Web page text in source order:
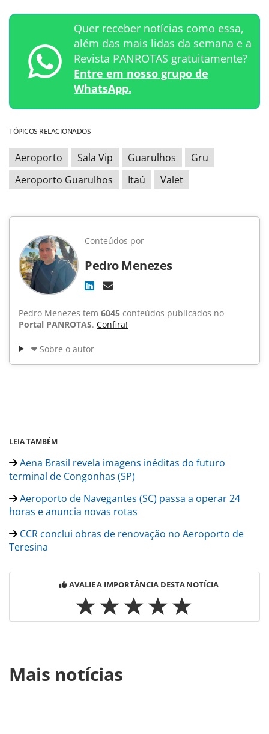
Quer receber notícias como essa,
além das mais lidas da semana e a
Revista PANROTAS gratuitamente?
Entre em nosso grupo de
WhatsApp.
TÓPICOS RELACIONADOS
Aeroporto Sala Vip Guarulhos
Gru
Aeroporto Guarulhos
Itaú Valet
Conteúdos por
Pedro Menezes
Pedro Menezes tem 6045 conteúdos publicados no
Portal PANROTAS. Confira!
Sobre o autor
LEIA TAMBÉM
Aena Brasil revela imagens inéditas do futuro
terminal de Congonhas (SP)
Aeroporto de Navegantes (SC) passa a operar 24
horas e anuncia novas rotas
CCR conclui obras de renovação no Aeroporto de
Teresina
AVALIE A IMPORTÂNCIA DESTA NOTÍCIA
https://www.panrotas.com.br/aviacao/aeroportos/2024/
personnalite-anuncia-valet-proprio-e-sala-vip-exclusiva-em-
Mais notícias